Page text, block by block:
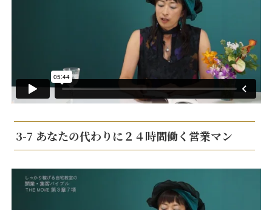
3-7 あなたの代わりに２４時間働く営業マン